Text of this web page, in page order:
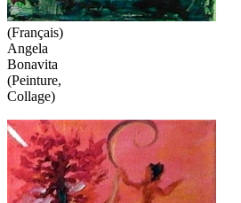
(Français)
Angela
Bonavita
(Peinture,
Collage)